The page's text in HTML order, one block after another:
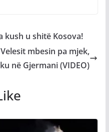
kush u shitë Kosova!
mbesin pa mjek,
në Gjermani (VIDEO)